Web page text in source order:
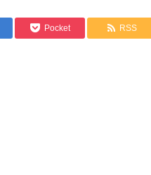
Pocket RSS